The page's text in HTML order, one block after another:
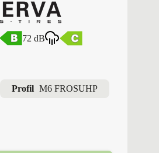
72 dB
Profil M6 FROSUHP